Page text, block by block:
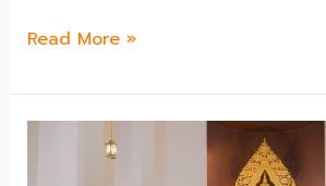
ชนนี
หลวง
เนื่อง
มมร
ศึกษา
ดู
Read More »